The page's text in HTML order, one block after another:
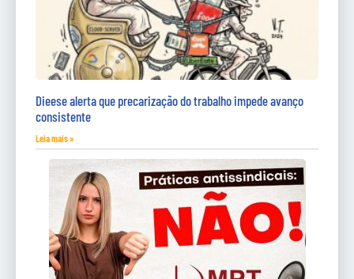
Dieese alerta que precarização do trabalho impede avanço
consistente
Leia mais »